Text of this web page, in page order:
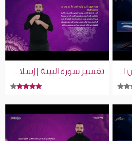
تفسير سورة الإنسان من الآية 19 إلى 31 | إسلام ويب | للصم بلغة الإشارة تفسير سورة البينة | إسلام ويب | بلغة الإشارة